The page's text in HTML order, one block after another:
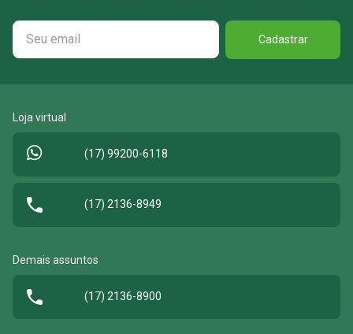
Cadastrar
Loja virtual
(17) 99200-6118
(17) 2136-8949
Demais assuntos
(17) 2136-8900